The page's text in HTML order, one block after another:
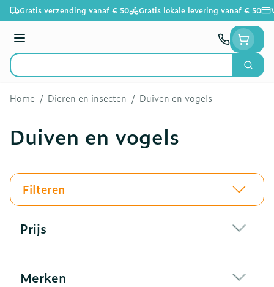
Ga naar de inhoud
Gratis verzending vanaf € 50 Gratis lokale levering vanaf € 50
Menu
Product, merk, categorie...
Zoek
Home / Dieren en insecten / Duiven en vogels
Duiven en vogels
Filteren
Prijs
Merken